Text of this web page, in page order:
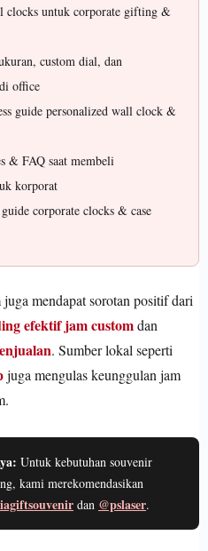
clocks untuk corporate gifting &
custom dial, dan
office
guide personalized wall clock &
& FAQ saat membeli
korporat
corporate clocks & case
mendapat sorotan positif dari
efektif jam customdan
. Sumber lokal seperti
juga mengulas keunggulan jam
Untuk kebutuhan souvenir
kami merekomendasikan
dan @pslaser.